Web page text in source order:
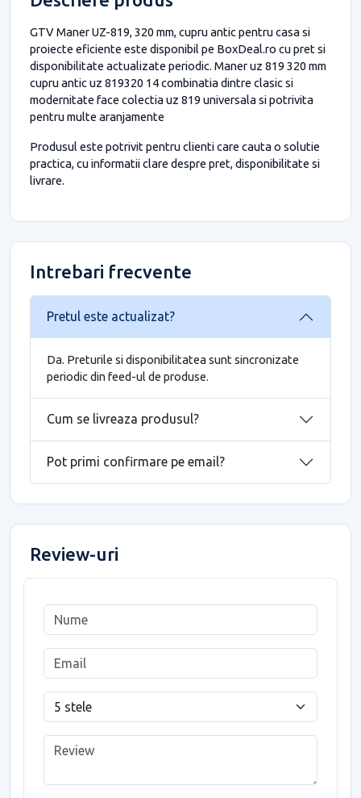
GTV Maner UZ-819, 320 mm, cupru antic pentru casa si
proiecte eficiente este disponibil pe BoxDeal.ro cu pret si
disponibilitate actualizate periodic. Maner uz 819 320 mm
cupru antic uz 819320 14 combinatia dintre clasic si
modernitate face colectia uz 819 universala si potrivita
pentru multe aranjamente
Produsul este potrivit pentru clienti care cauta o solutie
practica, cu informatii clare despre pret, disponibilitate si
livrare.
Intrebari frecvente
Pretul este actualizat?
Da. Preturile si disponibilitatea sunt sincronizate
periodic din feed-ul de produse.
Cum se livreaza produsul?
Pot primi confirmare pe email?
Review-uri